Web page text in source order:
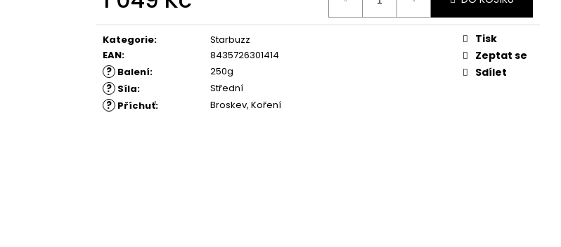
cena:
Kategorie:
Starbuzz
EAN: 8435726301414
? Balení: 250g
? Síla: Střední
? Příchuť: Broskev, Koření
Tisk
Zeptat se
Sdílet